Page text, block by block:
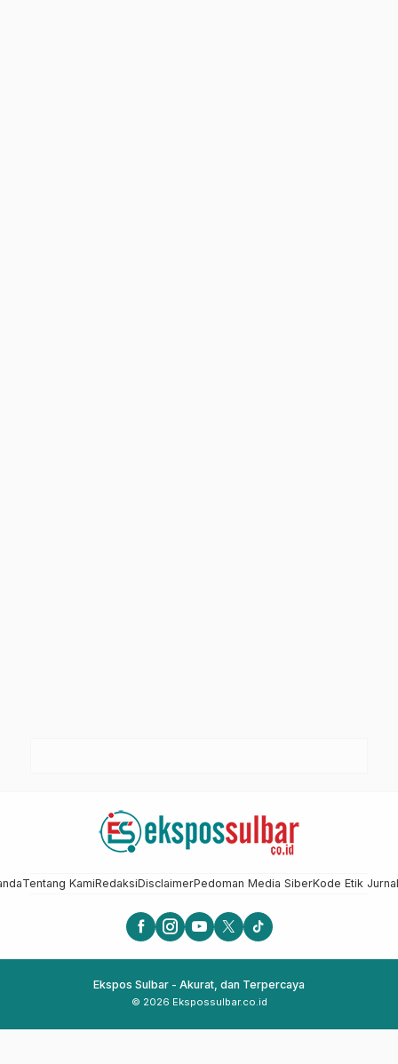
Tentang KamiRedaksiDisclaimerPedoman Media SiberKode Etik
Ekspos Sulbar - Akurat, dan Terpercaya
© 2026 Ekspossulbar.co.id